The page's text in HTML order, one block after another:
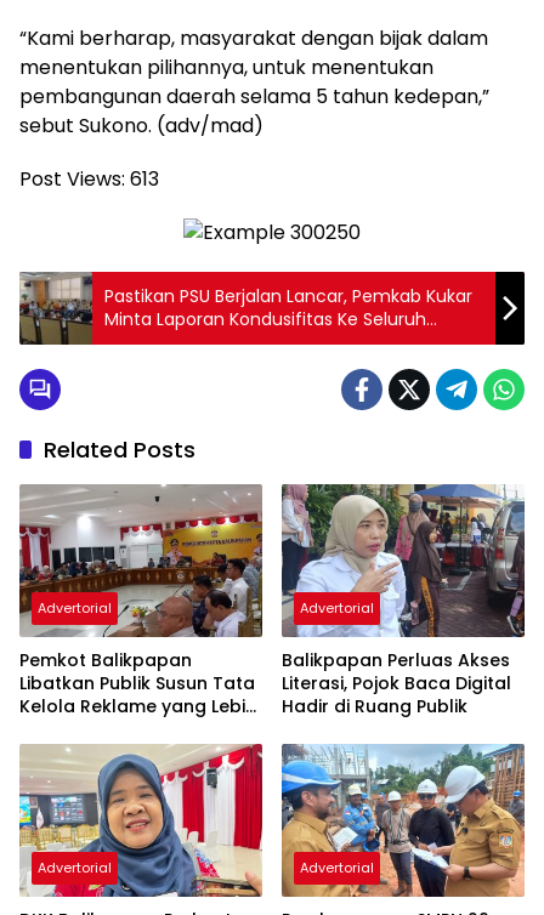
“Kami berharap, masyarakat dengan bijak dalam
menentukan pilihannya, untuk menentukan
pembangunan daerah selama 5 tahun kedepan,”
sebut Sukono. (adv/mad)
Post Views: 613
Pastikan PSU Berjalan Lancar, Pemkab Kukar
Minta Laporan Kondusifitas Ke Seluruh
Kecamatan
Related Posts
Advertorial
Pemkot Balikpapan
Libatkan Publik Susun Tata
Kelola Reklame yang Lebih
Advertorial
Balikpapan Perluas Akses
Literasi, Pojok Baca Digital
Hadir di Ruang Publik
Advertorial Advertorial